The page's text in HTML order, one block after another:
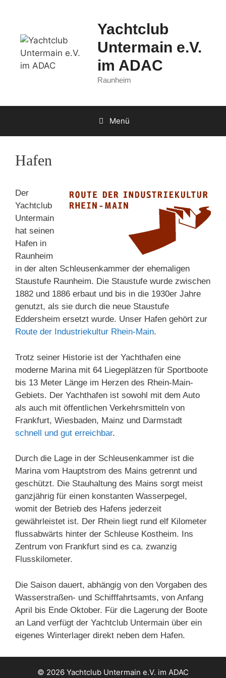
Yachtclub
Untermain e.V.
im ADAC
Raunheim
Menü
Hafen
Der
Yachtclub
Untermain
hat seinen
Hafen in
Raunheim
in der alten Schleusenkammer der ehemaligen
Staustufe Raunheim. Die Staustufe wurde zwischen
1882 und 1886 erbaut und bis in die 1930er Jahre
genutzt, als sie durch die neue Staustufe
Eddersheim ersetzt wurde. Unser Hafen gehört zur
Route der Industriekultur Rhein-Main.
Trotz seiner Historie ist der Yachthafen eine
moderne Marina mit 64 Liegeplätzen für Sportboote
bis 13 Meter Länge im Herzen des Rhein-Main-
Gebiets. Der Yachthafen ist sowohl mit dem Auto
als auch mit öffentlichen Verkehrsmitteln von
Frankfurt, Wiesbaden, Mainz und Darmstadt
schnell und gut erreichbar.
Durch die Lage in der Schleusenkammer ist die
Marina vom Hauptstrom des Mains getrennt und
geschützt. Die Stauhaltung des Mains sorgt meist
ganzjährig für einen konstanten Wasserpegel,
womit der Betrieb des Hafens jederzeit
gewährleistet ist. Der Rhein liegt rund elf Kilometer
flussabwärts hinter der Schleuse Kostheim. Ins
Zentrum von Frankfurt sind es ca. zwanzig
Flusskilometer.
Die Saison dauert, abhängig von den Vorgaben des
Wasserstraßen- und Schifffahrtsamts, von Anfang
April bis Ende Oktober. Für die Lagerung der Boote
an Land verfügt der Yachtclub Untermain über ein
eigenes Winterlager direkt neben dem Hafen.
© 2026 Yachtclub Untermain e.V. im ADAC